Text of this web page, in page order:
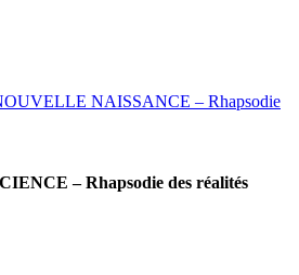
– Rhapsodie des réalités